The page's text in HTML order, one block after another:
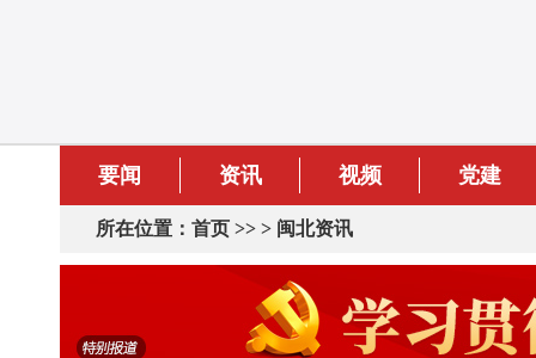
要闻 资讯 视频 党建
所在位置： 首页 >> > 闽北资讯